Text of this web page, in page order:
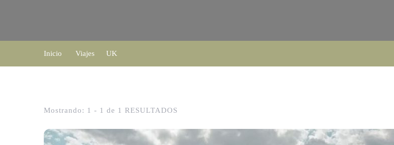
Inicio Viajes UK
Mostrando: 1 - 1 de 1 RESULTADOS